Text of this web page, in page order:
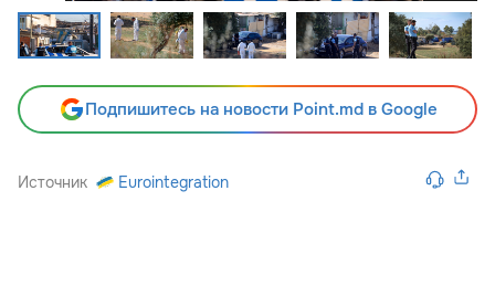
Подпишитесь на новости Point.md в Google
Источник Eurointegration